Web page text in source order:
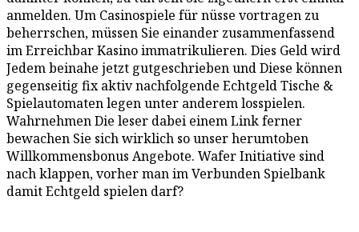
anmelden. Um Casinospiele für nüsse vortragen zu
beherrschen, müssen Sie einander zusammenfassend
im Erreichbar Kasino immatrikulieren. Dies Geld wird
Jedem beinahe jetzt gutgeschrieben und Diese können
gegenseitig fix aktiv nachfolgende Echtgeld Tische &
Spielautomaten legen unter anderem losspielen.
Wahrnehmen Die leser dabei einem Link ferner
bewachen Sie sich wirklich so unser herumtoben
Willkommensbonus Angebote. Wafer Initiative sind
nach klappen, vorher man im Verbunden Spielbank
damit Echtgeld spielen darf?